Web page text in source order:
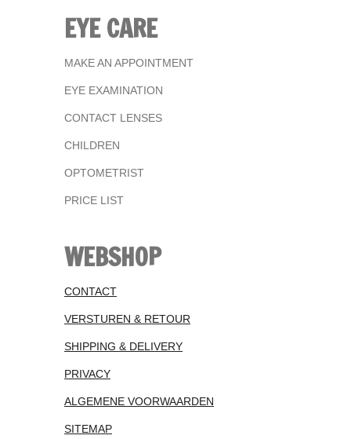
EYE CARE
MAKE AN APPOINTMENT
EYE EXAMINATION
CONTACT LENSES
CHILDREN
OPTOMETRIST
PRICE LIST
WEBSHOP
CONTACT
VERSTUREN & RETOUR
SHIPPING & DELIVERY
PRIVACY
ALGEMENE VOORWAARDEN
SITEMAP